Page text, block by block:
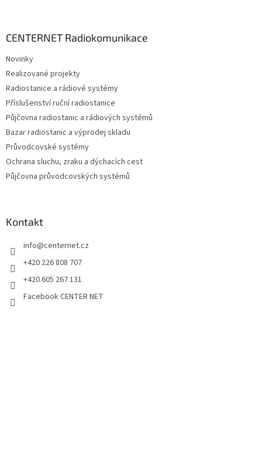
CENTERNET Radiokomunikace
Novinky
Realizované projekty
Radiostanice a rádiové systémy
Příslušenství ruční radiostanice
Půjčovna radiostanic a rádiových systémů
Bazar radiostanic a výprodej skladu
Průvodcovské systémy
Ochrana sluchu, zraku a dýchacích cest
Půjčovna průvodcovských systémů
Kontakt
info@centernet.cz
+420 226 808 707
+420 605 267 131
Facebook CENTER NET